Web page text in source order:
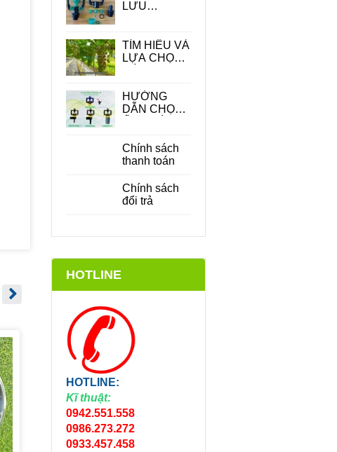
TRONG HỆ
LƯU
TÌM HIỂU VÀ
LỰA CHỌN
CÂY ĂN
QUẢ PHÙ
HƯỚNG
DẪN CHỌN
TƯỚI CÂY
PHÙ HỢP
KIỆM CHI
PHÍ
Chính sách
thanh toán
Chính sách
đổi trả
HOTLINE
HOTLINE:
Kĩ thuật:
0942.551.558
0986.273.272
0933.457.458